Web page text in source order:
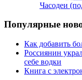
Часодеи
Популярные
Как добавить
Россиянин
себе водки
Книга с